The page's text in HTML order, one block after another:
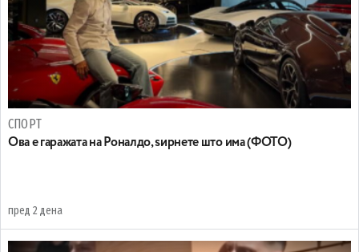
СПОРТ
Ова е гаражата на Роналдо, ѕирнете што има (ФОТО)
пред 2 дена